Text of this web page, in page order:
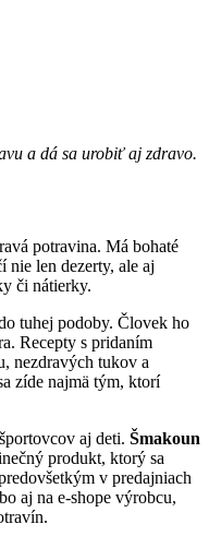
a dá sa urobiť aj zdravo.
potravina. Má bohaté
len dezerty, ale aj
či nátierky.
tuhej podoby. Človek ho
Recepty s pridaním
nezdravých tukov a
zíde najmä tým, ktorí
aj deti. Šmakoun
produkt, ktorý sa
v predajniach
aj na e-shope výrobcu,